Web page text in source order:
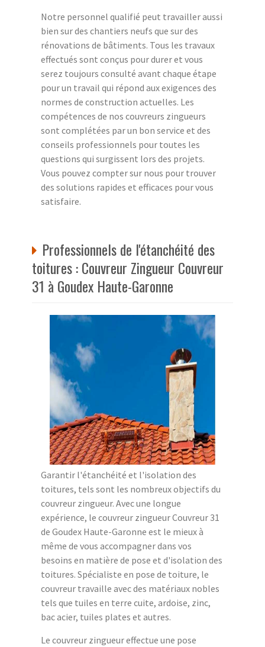
Notre personnel qualifié peut travailler aussi
bien sur des chantiers neufs que sur des
rénovations de bâtiments. Tous les travaux
effectués sont conçus pour durer et vous
serez toujours consulté avant chaque étape
pour un travail qui répond aux exigences des
normes de construction actuelles. Les
compétences de nos couvreurs zingueurs
sont complétées par un bon service et des
conseils professionnels pour toutes les
questions qui surgissent lors des projets.
Vous pouvez compter sur nous pour trouver
des solutions rapides et efficaces pour vous
satisfaire.
Professionnels de l'étanchéité des
toitures : Couvreur Zingueur Couvreur
31 à Goudex Haute-Garonne
Garantir l'étanchéité et l'isolation des
toitures, tels sont les nombreux objectifs du
couvreur zingueur. Avec une longue
expérience, le couvreur zingueur Couvreur 31
de Goudex Haute-Garonne est le mieux à
même de vous accompagner dans vos
besoins en matière de pose et d'isolation des
toitures. Spécialiste en pose de toiture, le
couvreur travaille avec des matériaux nobles
tels que tuiles en terre cuite, ardoise, zinc,
bac acier, tuiles plates et autres.
Le couvreur zingueur effectue une pose